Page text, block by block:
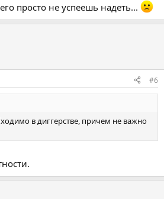
просто не успеешь надеть...
#6
в диггерстве, причем не важно